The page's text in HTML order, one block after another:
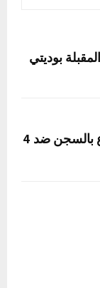
بوديتي
أحداث اولمبي سوسة : بطاقات ايداع بالسجن ضد 4